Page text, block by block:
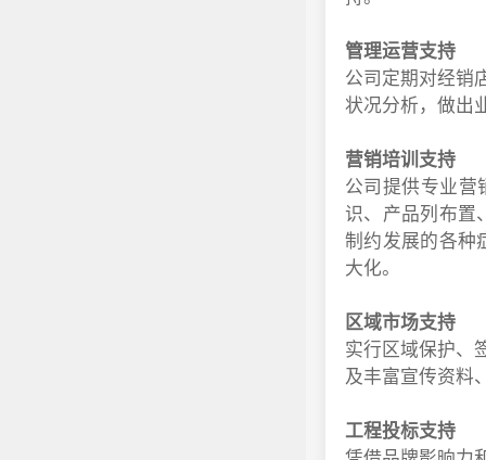
管理运营支持
公司定期对经销
状况分析，做出
营销培训支持
公司提供专业营
识、产品列布置
制约发展的各种
大化。
区域市场支持
实行区域保护、
及丰富宣传资料
工程投标支持